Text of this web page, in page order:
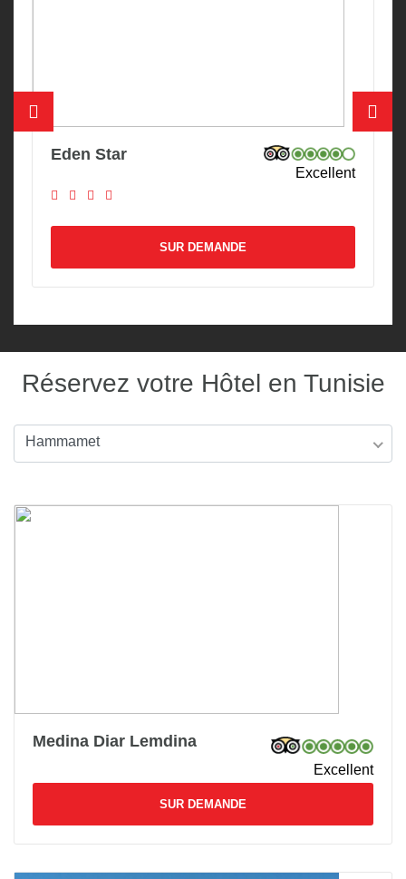
Eden Star
Excellent
SUR DEMANDE
Réservez votre Hôtel en Tunisie
Hammamet
Medina Diar Lemdina
Excellent
SUR DEMANDE